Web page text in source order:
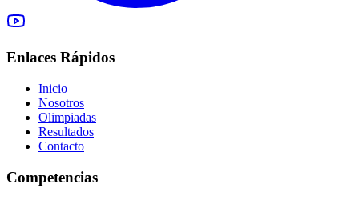
Enlaces Rápidos
Inicio
Nosotros
Olimpiadas
Resultados
Contacto
Competencias